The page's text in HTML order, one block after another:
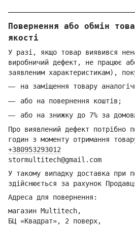
Повернення або обмін
якості
У разі, якщо товар виявився
виробничий дефект, не працює
заявленим характеристикам),
на заміщення товару
або на повернення коштів;
або на знижку до 7% за
Про виявлений дефект потрібно
годин з моменту отримання
+380953293012
stormultitech@gmail.com
У такому випадку доставка при
здійснюється за рахунок
Адреса для повернення:
магазин Multitech,
БЦ «Квадрат», 2 поверх,